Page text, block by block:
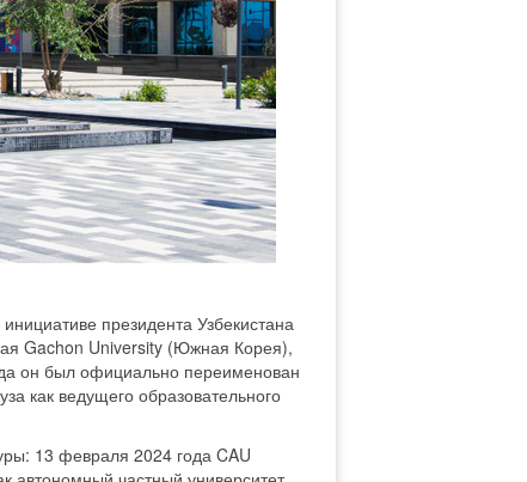
президента Узбекистана
Gachon University (Южная Корея),
он был официально переименован
как ведущего образовательного
13 февраля 2024 года CAU